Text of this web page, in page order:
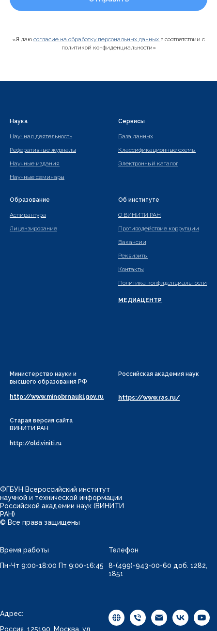
«Я даю согласие на обработку персональных данных в соответствии с
политикой конфиденциальности»
Наука
Научная деятельность
Реферативные журналы
Научные издания
Научные семинары
Сервисы
База данных
Классификационные схемы
Электронный каталог
Образование
Аспирантура
Лицензирование
Об институте
О ВИНИТИ РАН
Противодействие коррупции
Вакансии
Реквизиты
Контакты
Политика конфиденциальности
МЕДИАЦЕНТР
Министерство науки и
высшего образования РФ
http://www.minobrnauki.gov.ru
Российская академия наук
https://www.ras.ru/
Старая версия сайта
ВИНИТИ РАН
http://old.viniti.ru
ФГБУН Всероссийский институт
научной и технической информации
Российской академии наук (ВИНИТИ
РАН)
© Все права защищены
Время работы
Пн-Чт 9:00-18:00 Пт 9:00-16:45
Телефон
8-(499)-943-00-60 доб. 1282,
1851
Адрес:
Россия, 125190, Москва, ул.